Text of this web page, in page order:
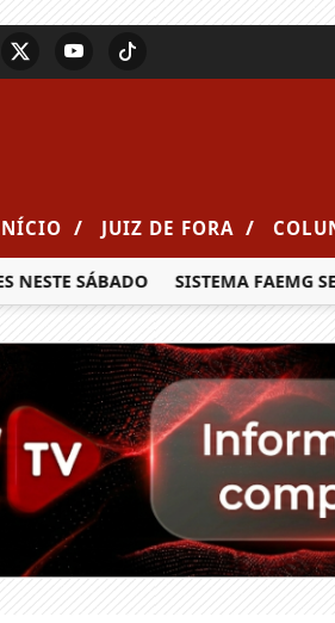
/ JUIZ DE FORA /
SÁBADO SISTEMA FAEMG